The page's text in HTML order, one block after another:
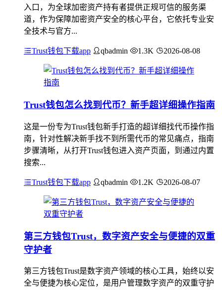
入口，为全球加密资产持有者提供正规可信的服务渠
道，作为保障加密资产安全的核心平台，它依托专业安
全技术与官方...
Trust钱包下载app qbadmin 1.3K 2026-08-08
Trust钱包怎么找到代币？新手超详细操作指南
这是一份专为Trust钱包新手打造的超详细找代币操作指
南，针对性解决新手找不到所需代币的常见痛点，指南
步骤清晰，从打开Trust钱包进入资产页面，到通过内置
搜索...
Trust钱包下载app qbadmin 1.2K 2026-08-07
第三方钱包Trust，数字资产安全与便捷的双重
守护者
第三方钱包Trust是数字资产领域的核心工具，始终以安
全与便捷为核心定位，是用户管理数字资产的双重守护